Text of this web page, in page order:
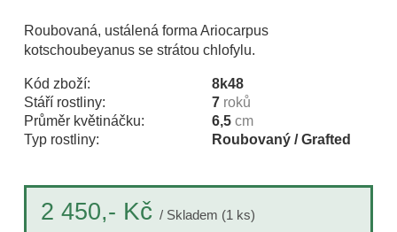
Roubovaná, ustálená forma Ariocarpus
kotschoubeyanus se strátou chlofylu.
Kód zboží:
8k48
Stáří rostliny:
7 roků
Průměr květináčku:
6,5 cm
Typ rostliny:
Roubovaný / Grafted
2 450,- Kč / Skladem (1 ks)